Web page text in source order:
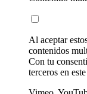
Al aceptar
contenidos
Con tu
terceros en